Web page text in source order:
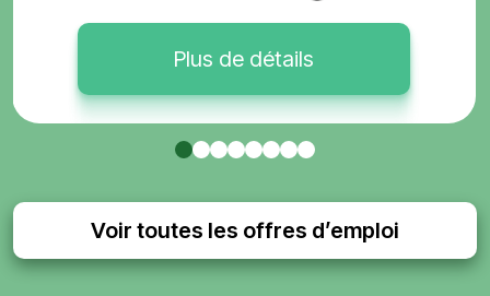
Plus de détails
Voir toutes les offres d’emploi